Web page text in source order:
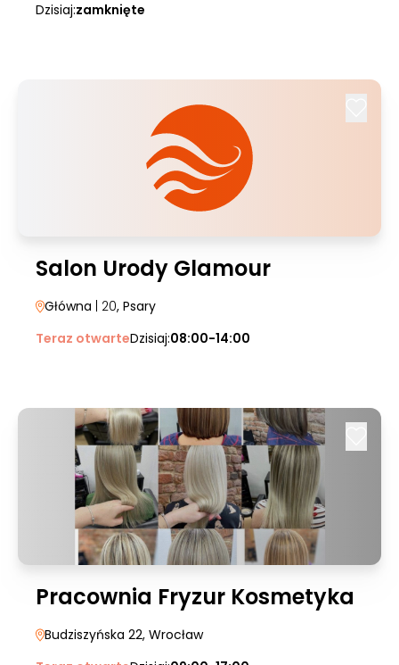
Dzisiaj:zamknięte
Salon Urody Glamour
Główna | 20, Psary
Teraz otwarteDzisiaj:08:00-14:00
Pracownia Fryzur Kosmetyka
Budziszyńska 22, Wrocław